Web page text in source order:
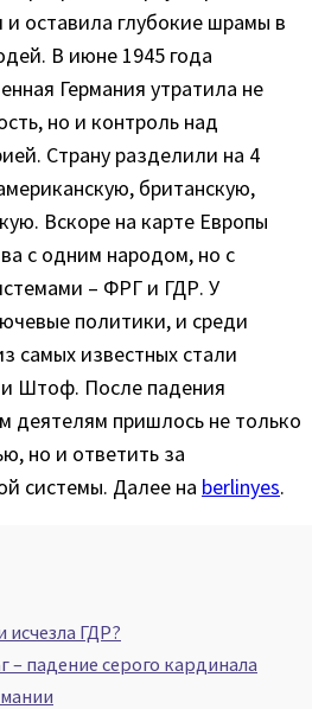
оставила глубокие шрамы в
В июне 1945 года
Германия утратила не
но и контроль над
Страну разделили на 4
британскую,
Вскоре на карте Европы
с одним народом, но с
– ФРГ и ГДР. У
политики, и среди
самых известных стали
Штоф. После падения
деятелям пришлось не только
но и ответить за
системы. Далее на berlinyes.
исчезла ГДР?
– падение серого кардинала